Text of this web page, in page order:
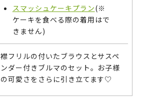
スマッシュケーキプラン(※
ケーキを食べる際の着用はで
きません)
襟フリルの付いたブラウスとサスペ
ンダー付きブルマのセット。お子様
の可愛さをさらに引き立てます♡